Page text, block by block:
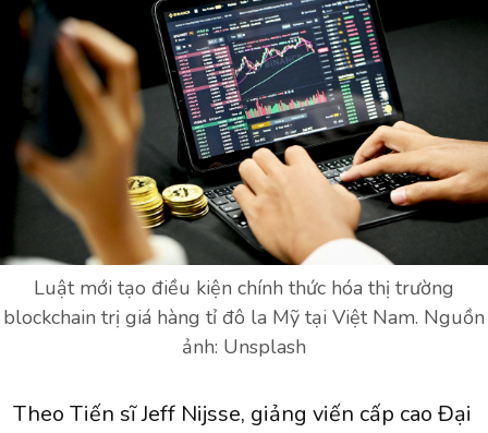
Luật mới tạo điều kiện chính thức hóa thị trường
blockchain trị giá hàng tỉ đô la Mỹ tại Việt Nam. Nguồn
ảnh: Unsplash
Theo Tiến sĩ Jeff Nijsse, giảng viến cấp cao Đại